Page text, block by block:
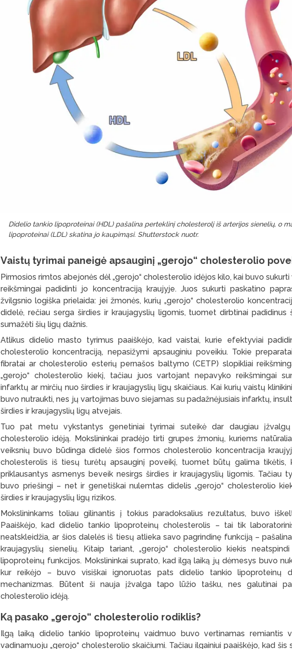
Didelio tankio lipoproteinai (HDL) pašalina perteklinį cholesterolį iš arterijos sienelių, o
lipoproteinai (LDL) skatina jo kaupimąsi. Shutterstock nuotr.
Vaistų tyrimai paneigė apsauginį „gerojo“ cholesterolio
Pirmosios rimtos abejonės dėl „gerojo“ cholesterolio idėjos kilo, kai buvo sukurti
reikšmingai padidinti jo koncentraciją kraujyje. Juos sukurti paskatino
žvilgsnio logiška prielaida: jei žmonės, kurių „gerojo“ cholesterolio
didelė, rečiau serga širdies ir kraujagyslių ligomis, tuomet dirbtinai padidinus
sumažėti šių ligų dažnis.
Atlikus didelio masto tyrimus paaiškėjo, kad vaistai, kurie efektyviai
cholesterolio koncentraciją, nepasižymi apsauginiu poveikiu. Tokie
fibratai ar cholesterolio esterių pernašos baltymo (CETP) slopikliai
„gerojo“ cholesterolio kiekį, tačiau juos vartojant nepavyko reikšmingai
infarktų ar mirčių nuo širdies ir kraujagyslių ligų skaičiaus. Kai kurių vaistų
buvo nutraukti, nes jų vartojimas buvo siejamas su padažnėjusiais infarktų,
širdies ir kraujagyslių ligų atvejais.
Tuo pat metu vykstantys genetiniai tyrimai suteikė dar daugiau įžvalgų
cholesterolio idėją. Mokslininkai pradėjo tirti grupes žmonių, kuriems
veiksnių buvo būdinga didelė šios formos cholesterolio koncentracija
cholesterolis iš tiesų turėtų apsauginį poveikį, tuomet būtų galima tikėtis,
priklausantys asmenys beveik nesirgs širdies ir kraujagyslių ligomis. Tačiau
buvo priešingi – net ir genetiškai nulemtas didelis „gerojo“ cholesterolio
širdies ir kraujagyslių ligų rizikos.
Mokslininkams toliau gilinantis į tokius paradoksalius rezultatus, buvo
Paaiškėjo, kad didelio tankio lipoproteinų cholesterolis – tai tik
neatskleidžia, ar šios dalelės iš tiesų atlieka savo pagrindinę funkciją –
kraujagyslių sienelių. Kitaip tariant, „gerojo“ cholesterolio kiekis
lipoproteinų funkcijos. Mokslininkai suprato, kad ilgą laiką jų dėmesys buvo
kur reikėjo – buvo visiškai ignoruotas pats didelio tankio lipoproteinų
mechanizmas. Būtent ši nauja įžvalga tapo lūžio tašku, nes galutinai
cholesterolio idėją.
Ką pasako „gerojo“ cholesterolio rodiklis?
Ilgą laiką didelio tankio lipoproteinų vaidmuo buvo vertinamas remiantis
vadinamuoju „gerojo“ cholesterolio skaičiumi. Tačiau ilgainiui paaiškėjo, kad šis